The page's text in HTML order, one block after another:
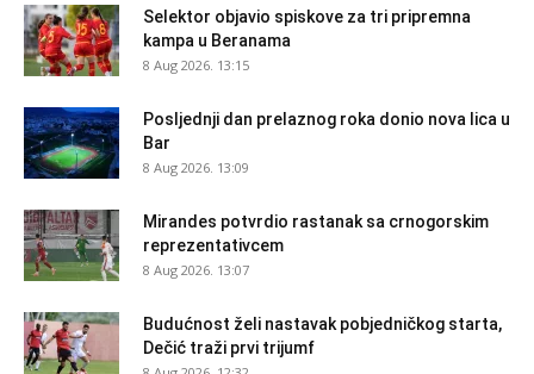
Selektor objavio spiskove za tri pripremna
kampa u Beranama
8 Aug 2026. 13:15
Posljednji dan prelaznog roka donio nova lica u
Bar
8 Aug 2026. 13:09
Mirandes potvrdio rastanak sa crnogorskim
reprezentativcem
8 Aug 2026. 13:07
Budućnost želi nastavak pobjedničkog starta,
Dečić traži prvi trijumf